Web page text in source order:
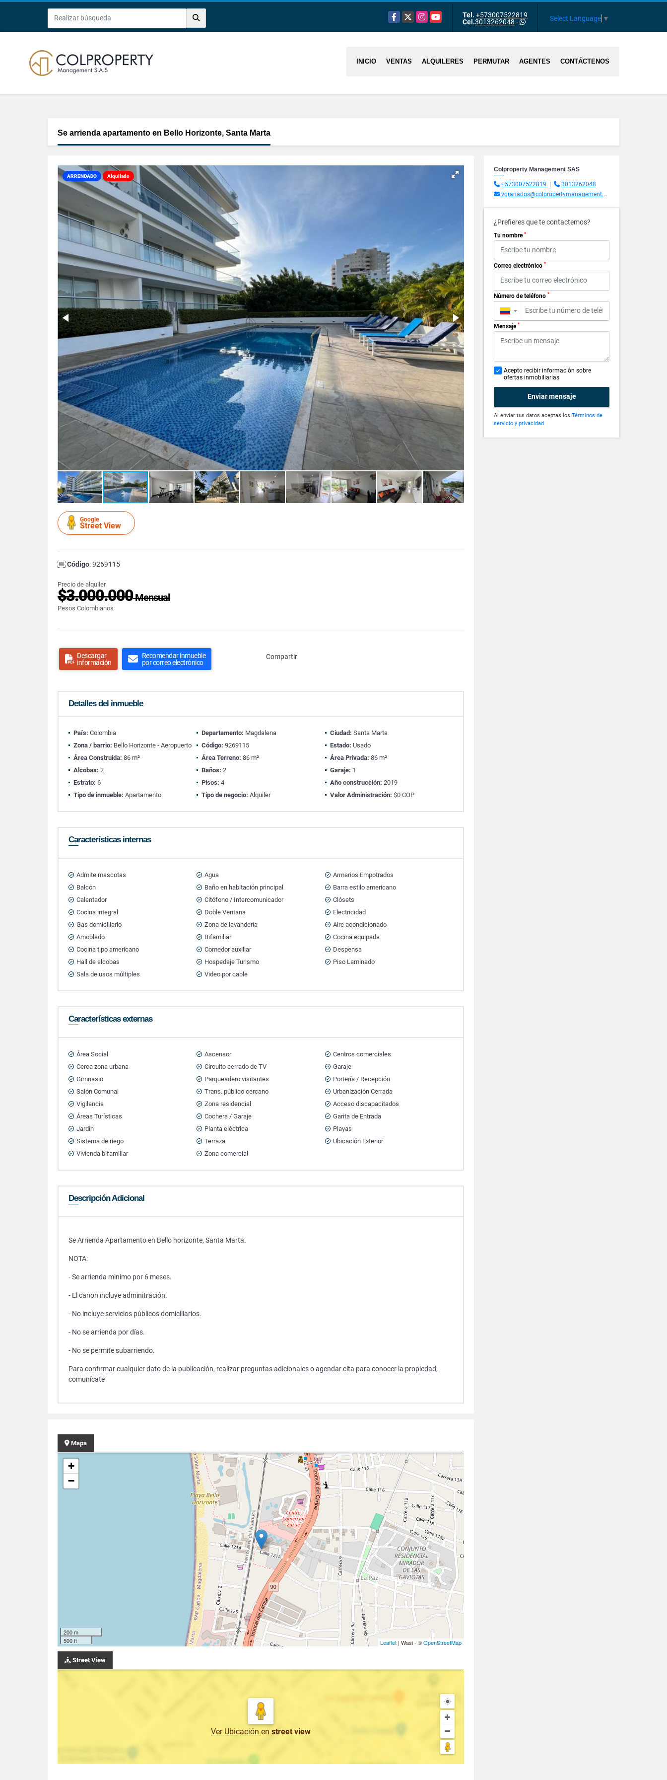
Facebook
X Instagram
YouTube Tel. +573007522819
Cel.3013262048 - Select Language ▼
INICIO VENTAS ALQUILERES PERMUTAR AGENTES CONTÁCTENOS
Se arrienda apartamento en Bello Horizonte, Santa Marta
ARRENDADO Alquilado
Google
Street View
Código: 9269115
Precio de alquiler
$3.000.000Mensual
Pesos Colombianos
Descargar
información
Recomendar inmueble
por correo electrónico
Compartir
Detalles del inmueble
País: Colombia Departamento: Magdalena Ciudad: Santa Marta
Zona / barrio: Bello Horizonte - Aeropuerto Código: 9269115 Estado: Usado
Área Construida: 86 m² Área Terreno: 86 m² Área Privada: 86 m²
Alcobas: 2 Baños: 2 Garaje: 1
Estrato: 6 Pisos: 4 Año construcción: 2019
Tipo de inmueble: Apartamento Tipo de negocio: Alquiler Valor Administración: $0 COP
Características internas
Admite mascotas Agua
Armarios Empotrados
Balcón
Baño en habitación principal
Barra estilo americano
Calentador
Citófono / Intercomunicador
Clósets
Cocina integral
Doble Ventana
Electricidad
Gas domiciliario
Zona de lavandería
Aire acondicionado
Amoblado
Bifamiliar
Cocina equipada
Cocina tipo americano
Comedor auxiliar
Despensa
Hall de alcobas
Hospedaje Turismo
Piso Laminado
Sala de usos múltiples
Video por cable
Características externas
Área Social Ascensor
Centros comerciales
Cerca zona urbana
Circuito cerrado de TV
Garaje
Gimnasio
Parqueadero visitantes
Portería / Recepción
Salón Comunal
Trans. público cercano
Urbanización Cerrada
Vigilancia
Zona residencial
Acceso discapacitados
Áreas Turísticas
Cochera / Garaje
Garita de Entrada
Jardín
Planta eléctrica
Playas
Sistema de riego
Terraza
Ubicación Exterior
Vivienda bifamiliar
Zona comercial
Descripción Adicional
Se Arrienda Apartamento en Bello horizonte, Santa Marta.
NOTA:
- Se arrienda minimo por 6 meses.
- El canon incluye adminitración.
- No incluye servicios públicos domiciliarios.
- No se arrienda por días.
- No se permite subarriendo.
Para confirmar cualquier dato de la publicación, realizar preguntas adicionales o agendar cita para conocer la propiedad,
comunícate
Mapa
+
−
200 m
500 ft
Leaflet | Wasi - ©OpenStreetMap
Street View
Ver Ubicación en street view
Colproperty Management SAS
+573007522819
3013262048
vgranados@colpropertymanagement.com.co
¿Prefieres que te contactemos?
Tu nombre *
Correo electrónico *
Número de teléfono *
▼
Mensaje *
Acepto recibir información sobre
ofertas inmobiliarias
Enviar mensaje
Al enviar tus datos aceptas los Términos de
servicio y privacidad